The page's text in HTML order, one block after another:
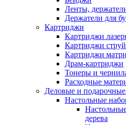
Ленты,
Держатели для
Картриджи
Картриджи
Картриджи
Картриджи
Драм-картриджи
Тонеры и
Расходные
Деловые и подарочные
Настольные
дерева